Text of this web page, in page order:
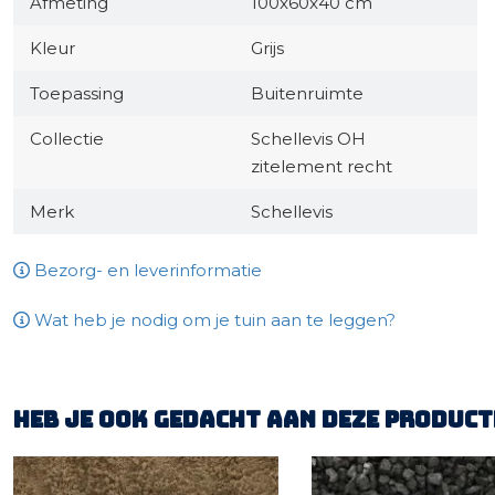
Kleur Grijs
Toepassing Buitenruimte
Collectie
Schellevis OH
zitelement recht
Merk Schellevis
Bezorg- en leverinformatie
Wat heb je nodig om je tuin aan te leggen?
Heb je ook gedacht aan deze